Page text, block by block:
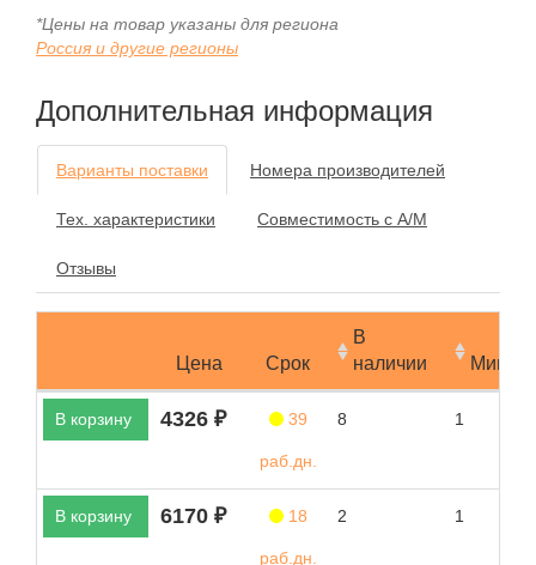
*Цены на товар указаны для региона
Россия и другие регионы
Дополнительная информация
Варианты поставки Номера производителей
Тех. характеристики Совместимость с А/М
Отзывы
Цена Срок
В
наличии
В корзину 4326 ₽ 39
раб.дн.
8 1
В корзину 6170 ₽ 18
раб.дн.
2 1